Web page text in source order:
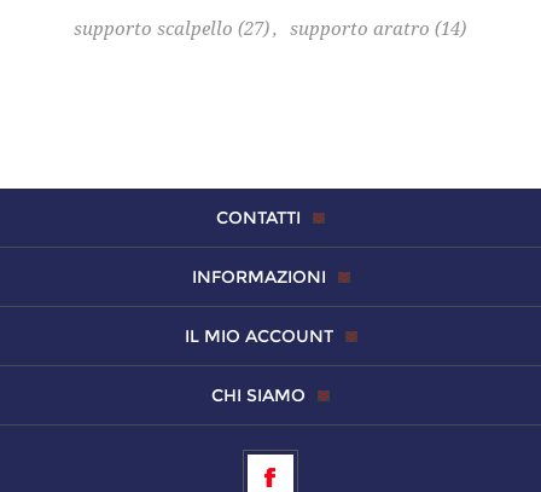
supporto scalpello (27), supporto aratro (14)
CONTATTI
INFORMAZIONI
IL MIO ACCOUNT
CHI SIAMO